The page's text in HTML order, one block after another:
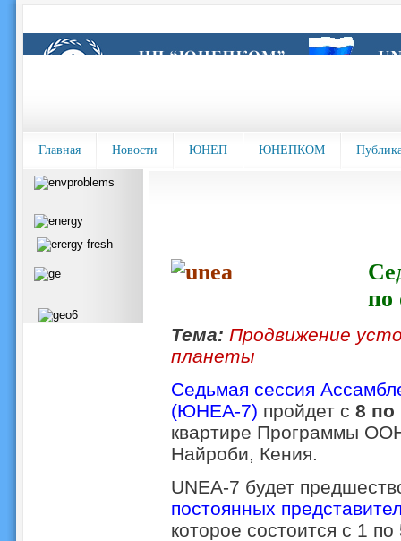
Главная Новости ЮНЕП ЮНЕПКОМ
Тема: Продвижение
планеты
Седьмая сессия
(ЮНЕА-7) пройдет с 8 по
квартире Программы
Найроби, Кения.
UNEA-7 будет
постоянных
которое состоится с 1